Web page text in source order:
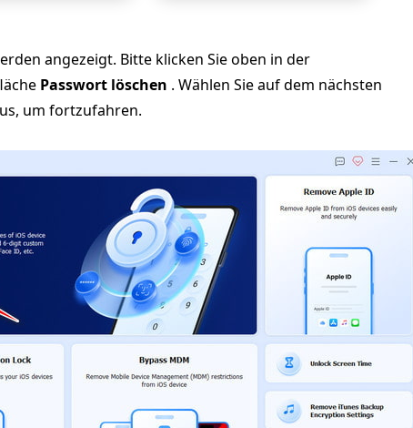
angezeigt. Bitte klicken Sie oben in der
Passwort löschen . Wählen Sie auf dem nächsten
um fortzufahren.